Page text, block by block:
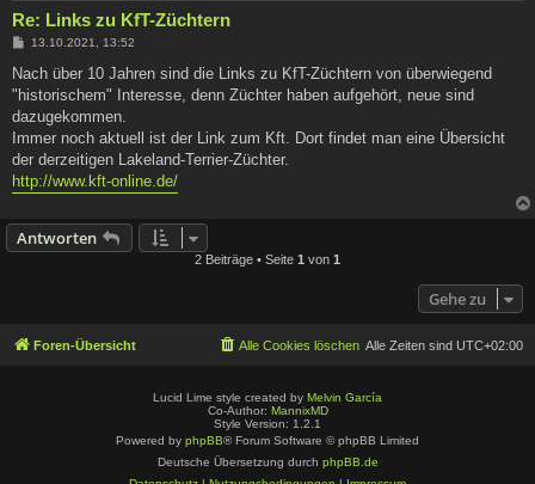
Re: Links zu KfT-Züchtern
B
i
r
a
13.10.2021, 13:52
Nach über 10 Jahren sind die Links zu KfT-Züchtern von überwiegend
"historischem" Interesse, denn Züchter haben aufgehört, neue sind
dazugekommen.
Immer noch aktuell ist der Link zum Kft. Dort findet man eine Übersicht
der derzeitigen Lakeland-Terrier-Züchter.
http://www.kft-online.de/
Antworten
2 Beiträge • Seite 1 von 1
Gehe zu
Foren-Übersicht Alle Zeiten sind UTC+02:00
Alle Cookies löschen
Lucid Lime style created by Melvin García
Co-Author: MannixMD
Style Version: 1.2.1
Powered by phpBB® Forum Software © phpBB Limited
Deutsche Übersetzung durch phpBB.de